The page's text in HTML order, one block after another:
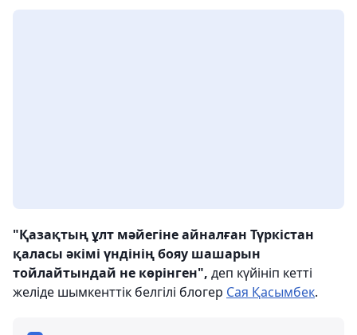
"Қазақтың ұлт мәйегіне айналған Түркістан
қаласы әкімі үндінің бояу шашарын
тойлайтындай не көрінген", деп күйініп кетті
желіде шымкенттік белгілі блогер Сая Қасымбек.